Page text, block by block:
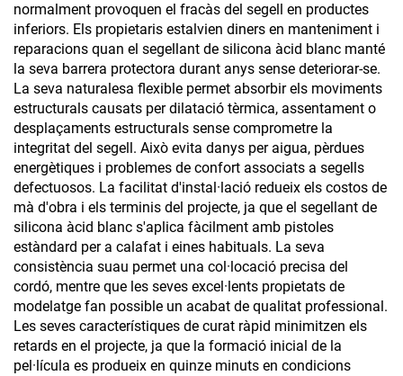
normalment provoquen el fracàs del segell en productes
inferiors. Els propietaris estalvien diners en manteniment i
reparacions quan el segellant de silicona àcid blanc manté
la seva barrera protectora durant anys sense deteriorar-se.
La seva naturalesa flexible permet absorbir els moviments
estructurals causats per dilatació tèrmica, assentament o
desplaçaments estructurals sense comprometre la
integritat del segell. Això evita danys per aigua, pèrdues
energètiques i problemes de confort associats a segells
defectuosos. La facilitat d'instal·lació redueix els costos de
mà d'obra i els terminis del projecte, ja que el segellant de
silicona àcid blanc s'aplica fàcilment amb pistoles
estàndard per a calafat i eines habituals. La seva
consistència suau permet una col·locació precisa del
cordó, mentre que les seves excel·lents propietats de
modelatge fan possible un acabat de qualitat professional.
Les seves característiques de curat ràpid minimitzen els
retards en el projecte, ja que la formació inicial de la
pel·lícula es produeix en quinze minuts en condicions